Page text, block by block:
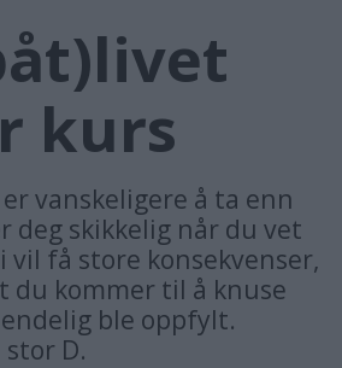
kurs
vanskeligere å ta enn
deg skikkelig når du vet
vil få store konsekvenser,
du kommer til å knuse
ble oppfylt.
D.